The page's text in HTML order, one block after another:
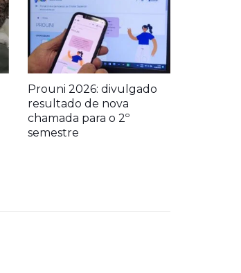
Prouni 2026: divulgado
resultado de nova
chamada para o 2º
semestre